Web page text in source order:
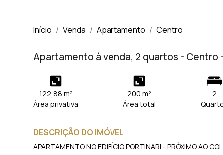
Início Venda Apartamento Centro
Apartamento à venda, 2 quartos - Centro
122,88 m²
Área privativa
200 m²
Área total
2
DESCRIÇÃO DO IMÓVEL
APARTAMENTO NO EDIFÍCIO PORTINARI - PRÓXIMO AO